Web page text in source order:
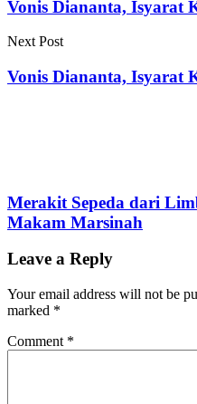
Vonis Diananta, Isyarat
Next Post
Vonis Diananta, Isyarat
Merakit Sepeda dari
Makam Marsinah
Leave a Reply
Your email address will not be
marked *
Comment *